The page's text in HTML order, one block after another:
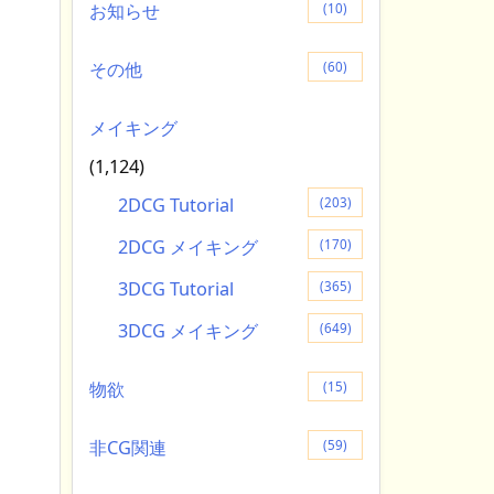
お知らせ (10)
その他 (60)
メイキング
(1,124)
2DCG Tutorial
(203)
2DCG メイキング (170)
3DCG Tutorial (365)
3DCG メイキング (649)
物欲 (15)
非CG関連 (59)